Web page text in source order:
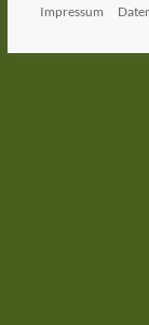
Impressum